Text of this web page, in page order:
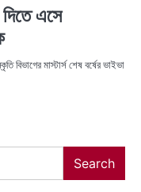
দিতে এসে
বিভাগের মাস্টার্স শেষ বর্ষের ভাইভা
Search